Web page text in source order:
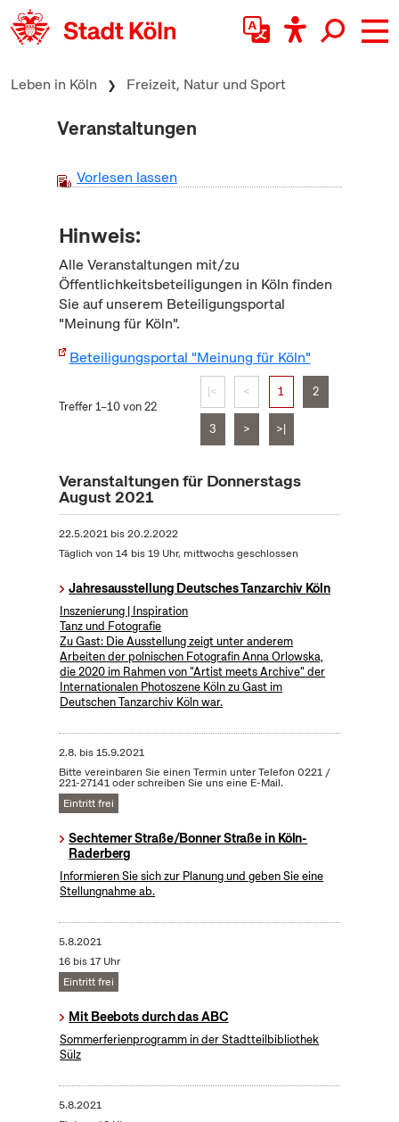
zum Inhalt springen
Leben in Köln Freizeit, Natur und Sport
Veranstaltungen
Vorlesen lassen
Hinweis:
Alle Veranstaltungen mit/zu
Öffentlichkeitsbeteiligungen in Köln finden
Sie auf unserem Beteiligungsportal
"Meinung für Köln".
Beteiligungsportal "Meinung für Köln"
Treffer 1–10 von 22
|< < 1 2
3 > >|
Veranstaltungen für Donnerstags
August 2021
22.5.2021bis20.2.2022
Täglich von 14 bis 19 Uhr, mittwochs geschlossen
Jahresausstellung Deutsches Tanzarchiv Köln
Inszenierung | Inspiration
Tanz und Fotografie
Zu Gast: Die Ausstellung zeigt unter anderem
Arbeiten der polnischen Fotografin Anna Orlowska,
die 2020 im Rahmen von "Artist meets Archive" der
Internationalen Photoszene Köln zu Gast im
Deutschen Tanzarchiv Köln war.
2.8. bis15.9.2021
Bitte vereinbaren Sie einen Termin unter Telefon 0221 /
221-27141 oder schreiben Sie uns eine E-Mail.
Eintritt frei
Sechtemer Straße/Bonner Straße in Köln-
Raderberg
Informieren Sie sich zur Planung und geben Sie eine
Stellungnahme ab.
5.8.2021
16 bis 17 Uhr
Eintritt frei
Mit Beebots durch das ABC
Sommerferienprogramm in der Stadtteilbibliothek
Sülz
5.8.2021